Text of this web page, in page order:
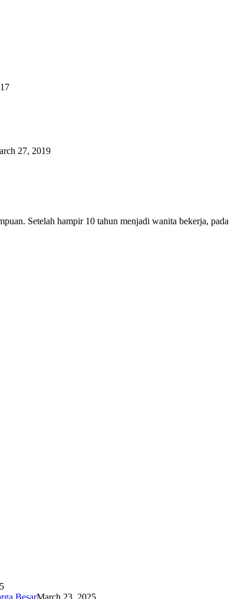
27, 2019
Setelah hampir 10 tahun menjadi wanita bekerja,
BesarMarch 23, 2025